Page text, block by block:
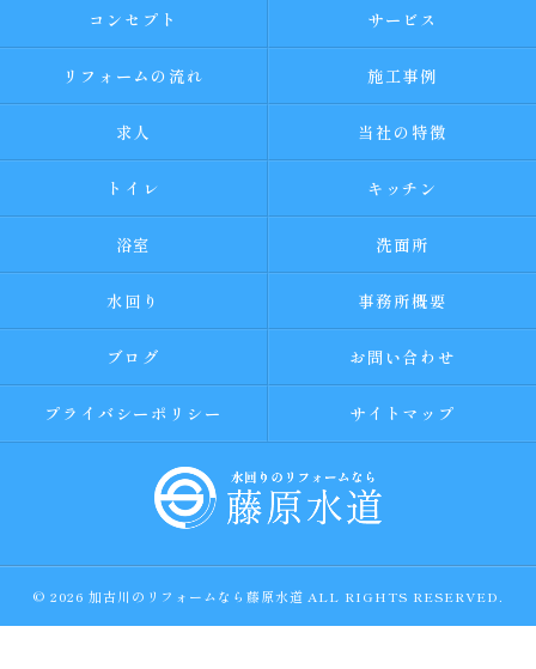
コンセプト サービス
リフォームの流れ 施工事例
求人 当社の特徴
トイレ キッチン
浴室 洗面所
水回り 事務所概要
ブログ お問い合わせ
プライバシーポリシー サイトマップ
© 2026 加古川のリフォームなら藤原水道 ALL RIGHTS RESERVED.